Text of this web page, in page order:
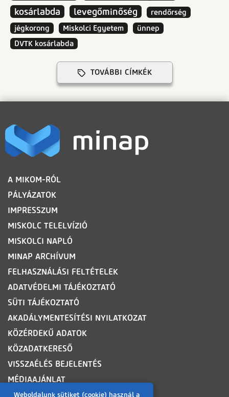
Weboldalunk sütiket (cookie) használ a
kosárlabda
levegőminőség
rendőrség
jégkorong
Miskolci Egyetem
ünnep
DVTK kosárlabda
TOVÁBBI CÍMKÉK
LÁBLÉC
A MIKOM-RÓL
PÁLYÁZATOK
IMPRESSZUM
MISKOLC TELELVÍZIÓ
MISKOLCI NAPLÓ
MINAP ARCHÍVUM
FELHASZNÁLÁSI FELTÉTELEK
ADATVÉDELMI TÁJÉKOZTATÓ
SÜTI TÁJÉKOZTATÓ
AKADÁLYMENTESÍTÉSI NYILATKOZAT
KÖZÉRDEKŰ ADATOK
KÖZADATKERESŐ
VISSZAÉLÉS BEJELENTÉS
MÉDIAAJÁNLAT
OLDALTÉRKÉP